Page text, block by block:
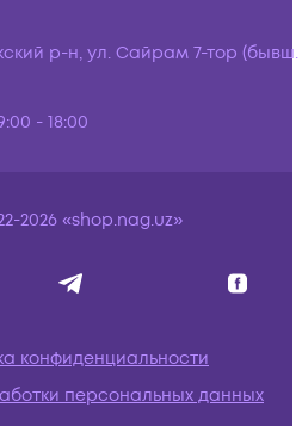
р-н, ул. Сайрам 7-тор (бывш.
- 18:00
2026 «shop.nag.uz»
конфиденциальности
персональных данных